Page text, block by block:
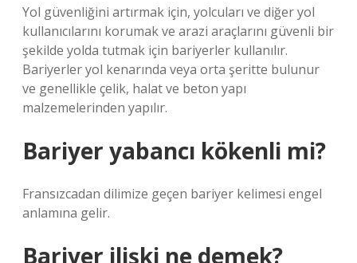
Yol güvenliğini artırmak için, yolcuları ve diğer yol
kullanıcılarını korumak ve arazi araçlarını güvenli bir
şekilde yolda tutmak için bariyerler kullanılır.
Bariyerler yol kenarında veya orta şeritte bulunur
ve genellikle çelik, halat ve beton yapı
malzemelerinden yapılır.
Bariyer yabancı kökenli mi?
Fransızcadan dilimize geçen bariyer kelimesi engel
anlamına gelir.
Bariyer ilişki ne demek?